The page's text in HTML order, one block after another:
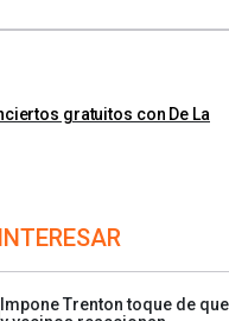
gratuitos con De La
Impone Trenton toque de